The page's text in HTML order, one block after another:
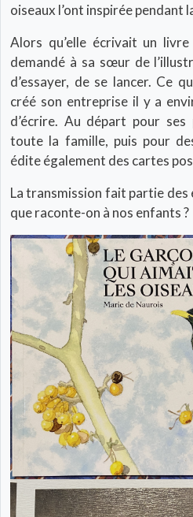
oiseaux l’ont inspirée pendant
Alors qu’elle écrivait un
demandé à sa sœur de
d’essayer, de se lancer. Ce
créé son entreprise il y a
d’écrire. Au départ pour
toute la famille, puis pour
édite également des cartes
La transmission fait partie des
que raconte-on à nos enfants ?